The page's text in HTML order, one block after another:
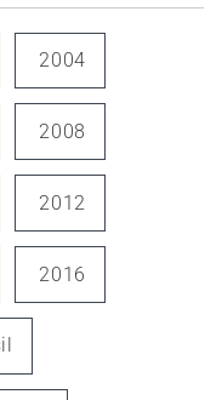
2004
2008
2012
2016